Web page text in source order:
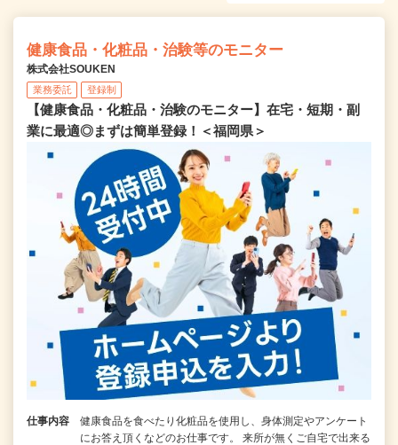
健康食品・化粧品・治験等のモニター
株式会社SOUKEN
業務委託 登録制
【健康食品・化粧品・治験のモニター】在宅・短期・副
業に最適◎まずは簡単登録！＜福岡県＞
仕事内容
健康食品を食べたり化粧品を使用し、身体測定やアンケート
にお答え頂くなどのお仕事です。 来所が無くご自宅で出来る